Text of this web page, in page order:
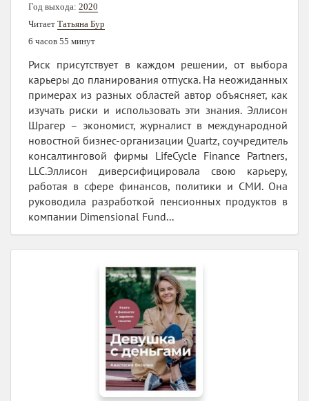
Год выхода: 2020
Читает Татьяна Бур
6 часов 55 минут
Риск присутствует в каждом решении, от выбора
карьеры до планирования отпуска. На неожиданных
примерах из разных областей автор объясняет, как
изучать риски и использовать эти знания. Эллисон
Шрагер – экономист, журналист в международной
новостной бизнес-организации Quartz, соучредитель
консалтинговой фирмы LifeCycle Finance Partners,
LLC.Эллисон диверсифицировала свою карьеру,
работая в сфере финансов, политики и СМИ. Она
руководила разработкой пенсионных продуктов в
компании Dimensional Fund...